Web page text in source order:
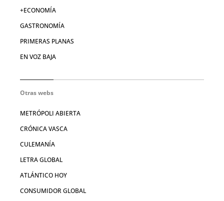
+ECONOMÍA
GASTRONOMÍA
PRIMERAS PLANAS
EN VOZ BAJA
Otras webs
METRÓPOLI ABIERTA
CRÓNICA VASCA
CULEMANÍA
LETRA GLOBAL
ATLÁNTICO HOY
CONSUMIDOR GLOBAL